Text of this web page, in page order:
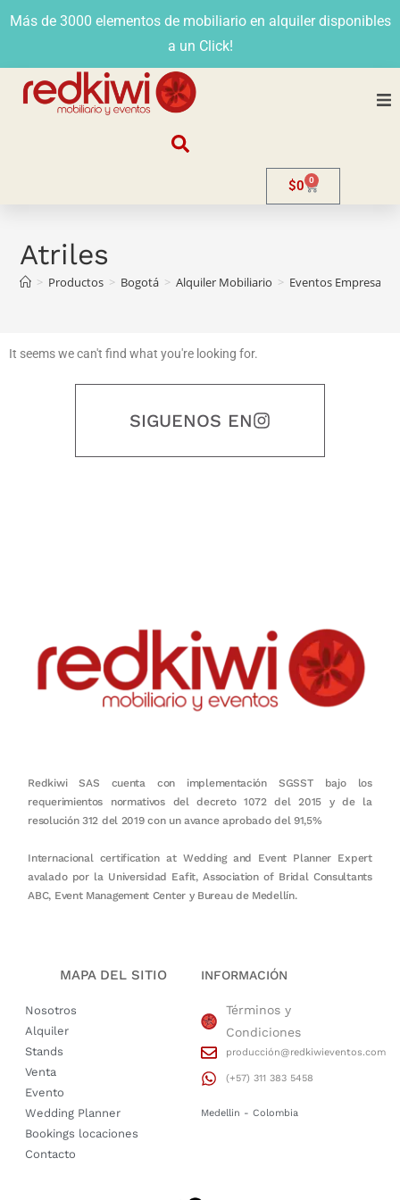
Más de 3000 elementos de mobiliario en alquiler disponibles
a un Click!
Venta
Contacto
$0 0
Atriles
> Productos > Bogotá > Alquiler Mobiliario > Eventos
It seems we can't find what you're looking for.
SIGUENOS EN
Redkiwi SAS cuenta con implementación SGSST bajo los
requerimientos normativos del decreto 1072 del 2015 y de la
resolución 312 del 2019 con un avance aprobado del 91,5%
Internacional certification at Wedding and Event Planner Expert
avalado por la Universidad Eafit, Association of Bridal Consultants
ABC, Event Management Center y Bureau de Medellín.
MAPA DEL SITIO
Nosotros
Alquiler
Stands
Venta
Evento
Wedding Planner
Bookings locaciones
Contacto
INFORMACIÓN
Términos y
Condiciones
producción@redkiwieventos.com
(+57) 311 383 5458
Medellin - Colombia